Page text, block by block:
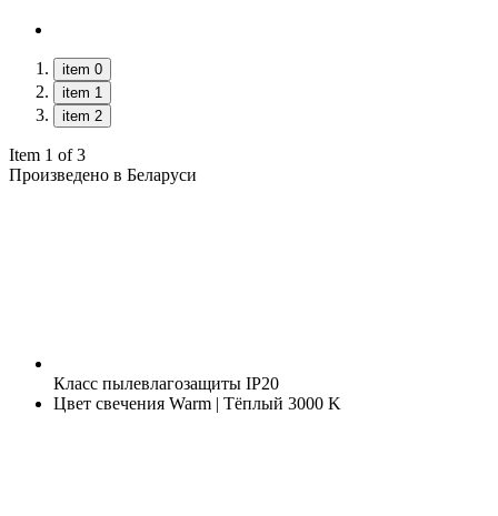
item 0
item 1
item 2
Item 1 of 3
Произведено в Беларуси
Класс пылевлагозащиты IP20
Цвет свечения Warm | Тёплый 3000 K